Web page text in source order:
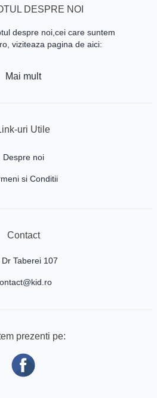
DESPRE NOI
despre noi,cei care suntem
viziteaza pagina de aici:
Mai mult
uri Utile
Despre noi
si Conditii
Contact
Dr Taberei 107
prezenti pe: